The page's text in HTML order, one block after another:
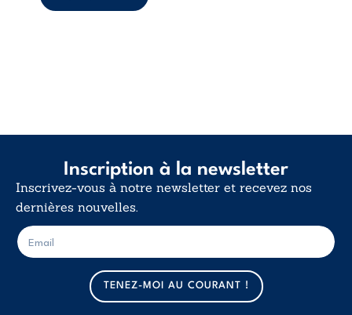
d’existence pour ...
Inscription à la newsletter
Inscrivez-vous à notre newsletter et recevez nos
dernières nouvelles.
m
a
i
l
E
-
m
TENEZ-MOI AU COURANT !